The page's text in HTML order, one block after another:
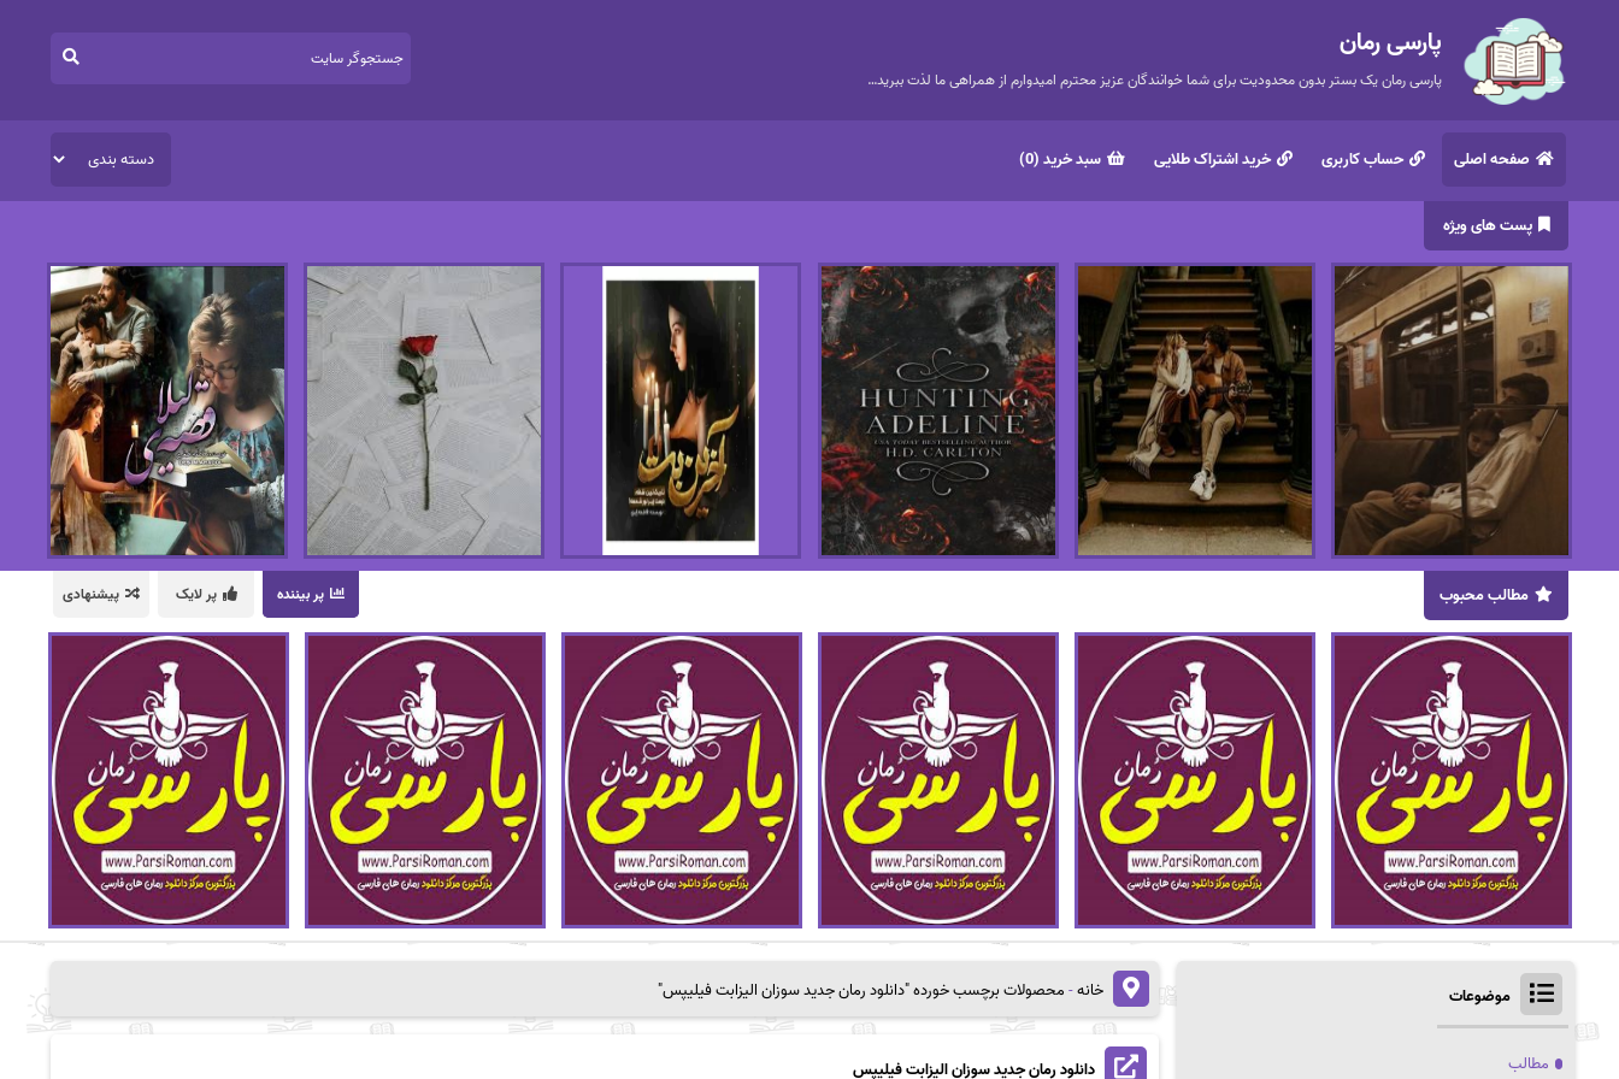
پارسی رمان
پارسی رمان یک بستر بدون محدودیت برای شما خوانندگان عزیز محترم امیدوارم از همراهی ما لذت ببرید…
صفحه اصلی حساب کاربری خرید اشتراک طلایی سبد خرید (0)
پست های ویژه
پر بیننده پر لایک پیشنهادی مطالب محبوب
خانه-محصولات برچسب خورده "دانلود رمان جدید سوزان الیزابت فیلیپس"
دانلود رمان جدید سوزان الیزابت فیلیپس
موضوعات
مطالب